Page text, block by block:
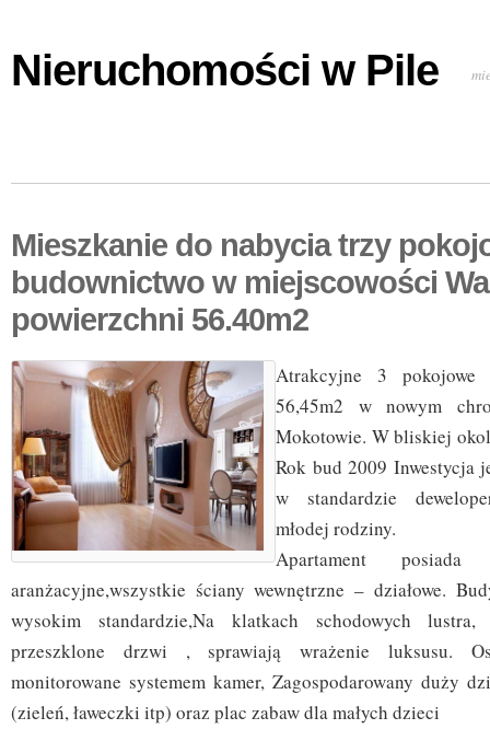
Nieruchomości w Pile
Mieszkanie do nabycia trzy
budownictwo w miejscowości
powierzchni 56.40m2
Atrakcyjne 3 pokojowe
56,45m2 w nowym
Mokotowie. W bliskiej
Rok bud 2009 Inwestycja
w standardzie
młodej rodziny.
Apartament posiada
aranżacyjne,wszystkie ściany wewnętrzne – działowe.
wysokim standardzie,Na klatkach schodowych lustra,
przeszklone drzwi , sprawiają wrażenie luksusu.
monitorowane systemem kamer, Zagospodarowany duży
(zieleń, ławeczki itp) oraz plac zabaw dla małych dzieci